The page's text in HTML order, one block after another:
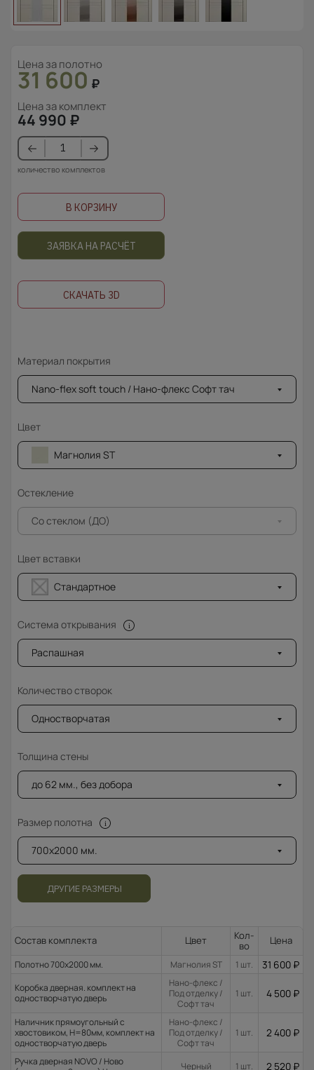
Цена за полотно
31 600 ₽
Цена за комплект
44 990 ₽
количество комплектов
В КОРЗИНУ
ЗАЯВКА НА РАСЧЁТ
СКАЧАТЬ 3D
Материал покрытия
Nano-flex soft touch / Нано-флекс Софт тач
Цвет
Магнолия ST
Остекление
Со стеклом (ДО)
Цвет вставки
Стандартное
Система открывания
Распашная
Количество створок
Одностворчатая
Толщина стены
до 62 мм., без добора
Размер полотна
700x2000 мм.
ДРУГИЕ РАЗМЕРЫ
Состав комплекта Цвет
Кол-
во
Цена
Полотно 700x2000 мм. Магнолия ST 1 шт. 31 600 ₽
Коробка дверная. комплект на
одностворчатую дверь
Нано-флекс /
Под отделку /
Софт тач
1 шт. 4 500 ₽
Наличник прямоугольный с
хвостовиком, H=80мм, комплект на
одностворчатую дверь
Нано-флекс /
Под отделку /
Софт тач
1 шт. 2 400 ₽
Ручка дверная NOVO / Ново
Черный 1 шт. 2 520 ₽